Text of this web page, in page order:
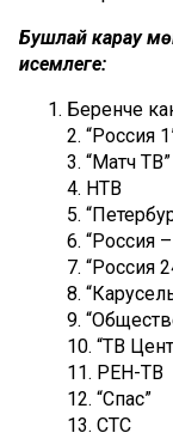
Бушлай карау
исемлеге:
Беренче
2. “Россия
3. “Матч ТВ”
4. НТВ
5.
6. “Россия
7. “Россия
8.
9.
10. “ТВ
11. РЕН-ТВ
12. “Спас”
13. СТС